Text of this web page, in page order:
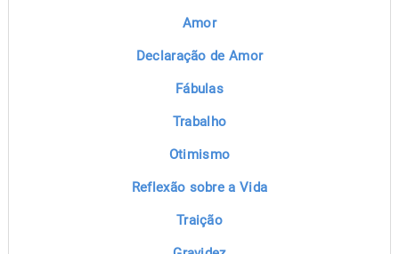
Amor
Declaração de Amor
Fábulas
Trabalho
Otimismo
Reflexão sobre a Vida
Traição